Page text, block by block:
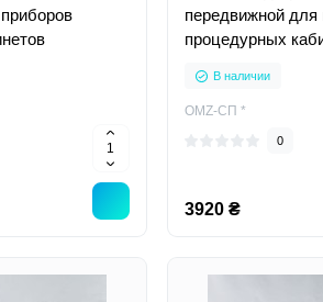
передвижной для
процедурных
В наличии
OMZ-СП *
0
3920 ₴